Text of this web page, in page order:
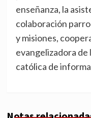
enseñanza, la
colaboración
y misiones,
evangelizadora de
católica de